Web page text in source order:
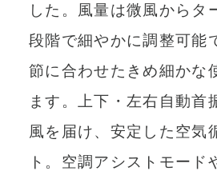
した。風量は微風からタ
段階で細やかに調整可能
節に合わせたきめ細かな
ます。上下・左右自動首
風を届け、安定した空気
ト。空調アシストモード